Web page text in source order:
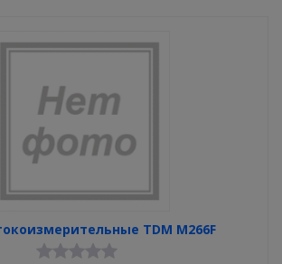
TDM М266F